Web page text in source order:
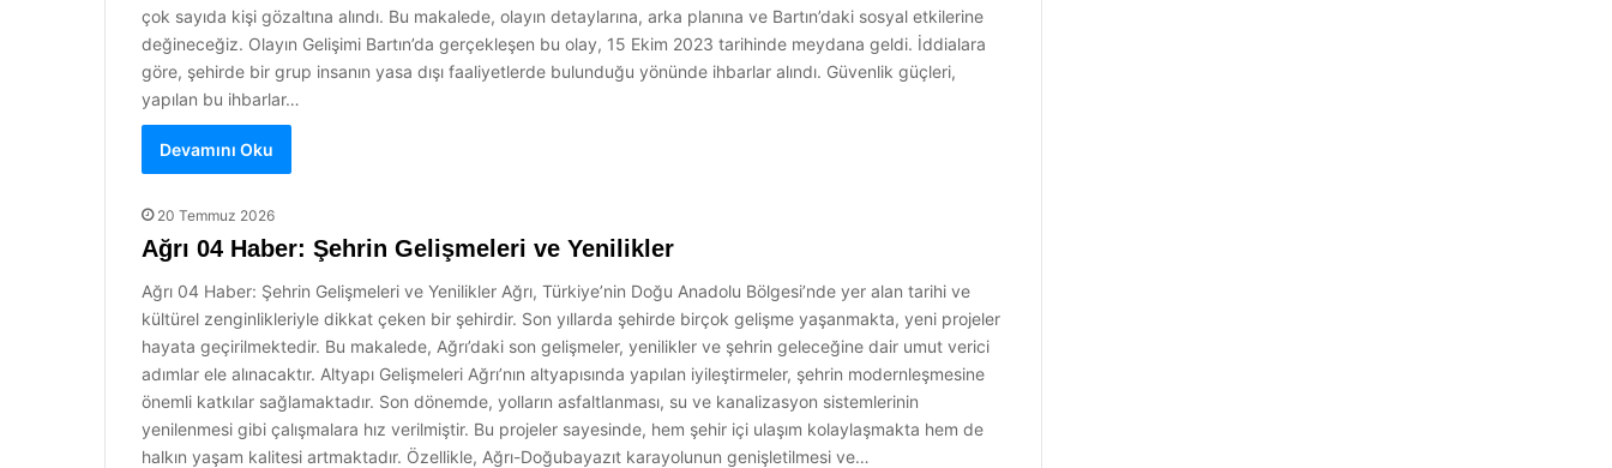
çok sayıda kişi gözaltına alındı. Bu makalede, olayın detaylarına, arka planına ve Bartın’daki sosyal etkilerine
değineceğiz. Olayın Gelişimi Bartın’da gerçekleşen bu olay, 15 Ekim 2023 tarihinde meydana geldi. İddialara
göre, şehirde bir grup insanın yasa dışı faaliyetlerde bulunduğu yönünde ihbarlar alındı. Güvenlik güçleri,
yapılan bu ihbarlar…
Devamını Oku
20 Temmuz 2026
Ağrı 04 Haber: Şehrin Gelişmeleri ve Yenilikler
Ağrı 04 Haber: Şehrin Gelişmeleri ve Yenilikler Ağrı, Türkiye’nin Doğu Anadolu Bölgesi’nde yer alan tarihi ve
kültürel zenginlikleriyle dikkat çeken bir şehirdir. Son yıllarda şehirde birçok gelişme yaşanmakta, yeni projeler
hayata geçirilmektedir. Bu makalede, Ağrı’daki son gelişmeler, yenilikler ve şehrin geleceğine dair umut verici
adımlar ele alınacaktır. Altyapı Gelişmeleri Ağrı’nın altyapısında yapılan iyileştirmeler, şehrin modernleşmesine
önemli katkılar sağlamaktadır. Son dönemde, yolların asfaltlanması, su ve kanalizasyon sistemlerinin
yenilenmesi gibi çalışmalara hız verilmiştir. Bu projeler sayesinde, hem şehir içi ulaşım kolaylaşmakta hem de
halkın yaşam kalitesi artmaktadır. Özellikle, Ağrı-Doğubayazıt karayolunun genişletilmesi ve…